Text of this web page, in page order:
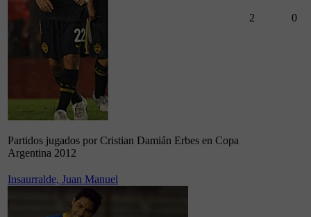
Partidos jugados por Cristian Damián Erbes en Copa
Argentina 2012
2 0
Insaurralde, Juan Manuel